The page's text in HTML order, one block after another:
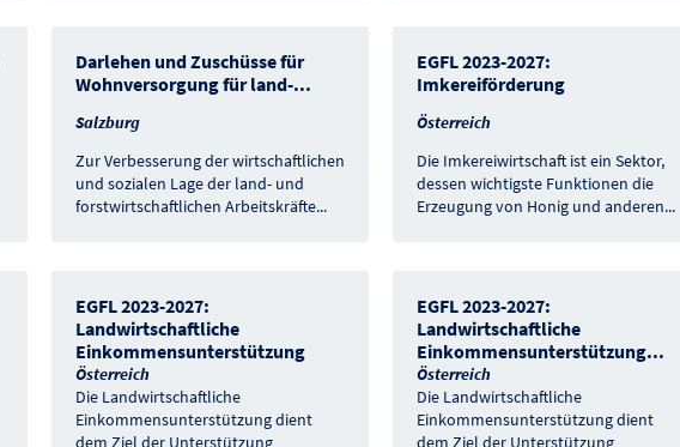
Darlehen und Zuschüsse für
Wohnversorgung für land-...
Salzburg
Zur Verbesserung der wirtschaftlichen
und sozialen Lage der land- und
forstwirtschaftlichen Arbeitskräfte...
EGFL 2023-2027:
Imkereiförderung
Österreich
Die Imkereiwirtschaft ist ein Sektor,
dessen wichtigste Funktionen die
Erzeugung von Honig und anderen...
EGFL 2023-2027:
Landwirtschaftliche
Einkommensunterstützung
Österreich
Die Landwirtschaftliche
Einkommensunterstützung dient
dem Ziel der Unterstützung
EGFL 2023-2027:
Landwirtschaftliche
Einkommensunterstützung...
Österreich
Die Landwirtschaftliche
Einkommensunterstützung dient
dem Ziel der Unterstützung